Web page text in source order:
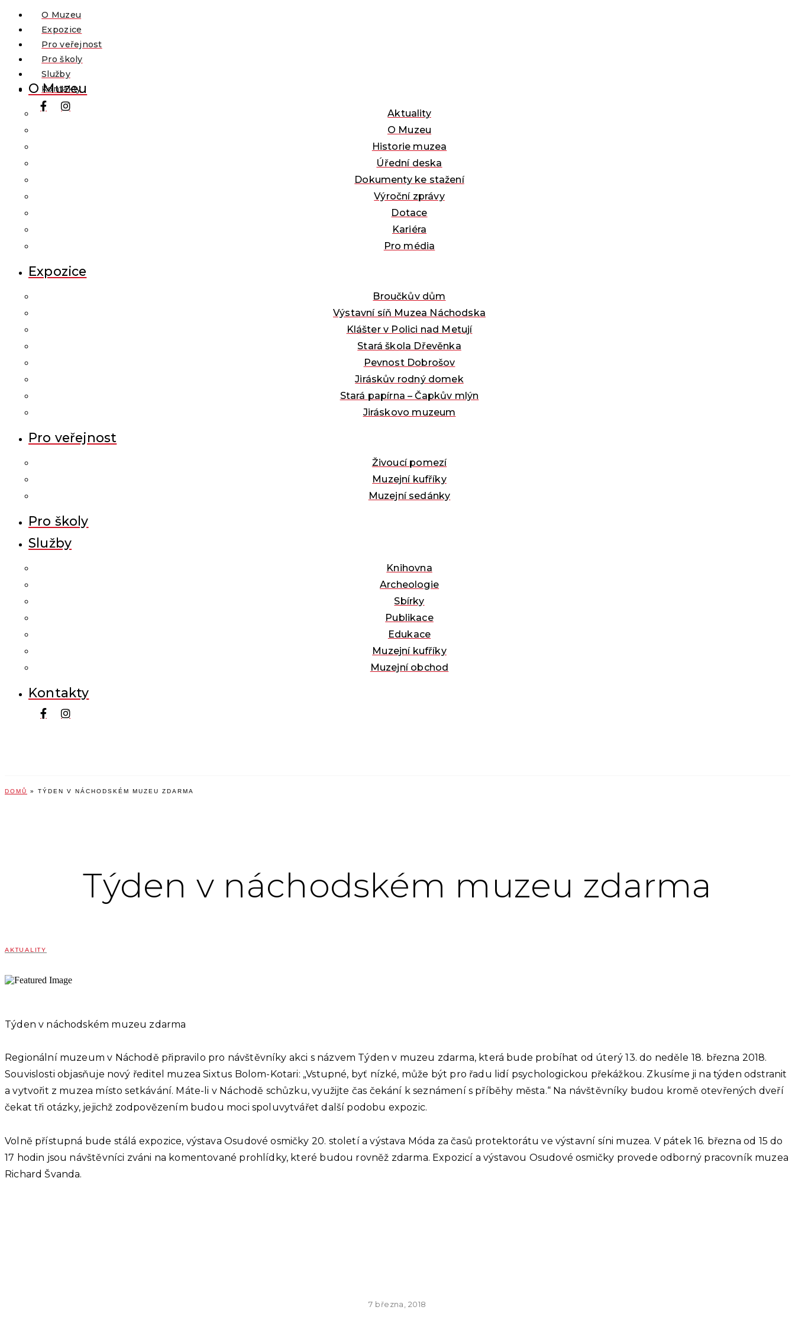
O Muzeu
Expozice
Pro veřejnost
Pro školy
Služby
Kontakty
O Muzeu
Aktuality
O Muzeu
Historie muzea
Úřední deska
Dokumenty ke stažení
Výroční zprávy
Dotace
Kariéra
Pro média
Expozice
Broučkův dům
Výstavní síň Muzea Náchodska
Klášter v Polici nad Metují
Stará škola Dřevěnka
Pevnost Dobrošov
Jiráskův rodný domek
Stará papírna – Čapkův mlýn
Jiráskovo muzeum
Pro veřejnost
Živoucí pomezí
Muzejní kufříky
Muzejní sedánky
Pro školy
Služby
Knihovna
Archeologie
Sbírky
Publikace
Edukace
Muzejní kufříky
Muzejní obchod
Kontakty
DOMŮ » TÝDEN V NÁCHODSKÉM MUZEU ZDARMA
Týden v náchodském muzeu zdarma
AKTUALITY
Týden v náchodském muzeu zdarma
Regionální muzeum v Náchodě připravilo pro návštěvníky akci s názvem Týden v muzeu zdarma, která bude probíhat od úterý 13. do neděle 18. března 2018.
Souvislosti objasňuje nový ředitel muzea Sixtus Bolom-Kotari: „Vstupné, byť nízké, může být pro řadu lidí psychologickou překážkou. Zkusíme ji na týden odstranit
a vytvořit z muzea místo setkávání. Máte-li v Náchodě schůzku, využijte čas čekání k seznámení s příběhy města.“ Na návštěvníky budou kromě otevřených dveří
čekat tři otázky, jejichž zodpovězením budou moci spoluvytvářet další podobu expozic.
Volně přístupná bude stálá expozice, výstava Osudové osmičky 20. století a výstava Móda za časů protektorátu ve výstavní síni muzea. V pátek 16. března od 15 do
17 hodin jsou návštěvníci zváni na komentované prohlídky, které budou rovněž zdarma. Expozicí a výstavou Osudové osmičky provede odborný pracovník muzea
Richard Švanda.
7 března, 2018